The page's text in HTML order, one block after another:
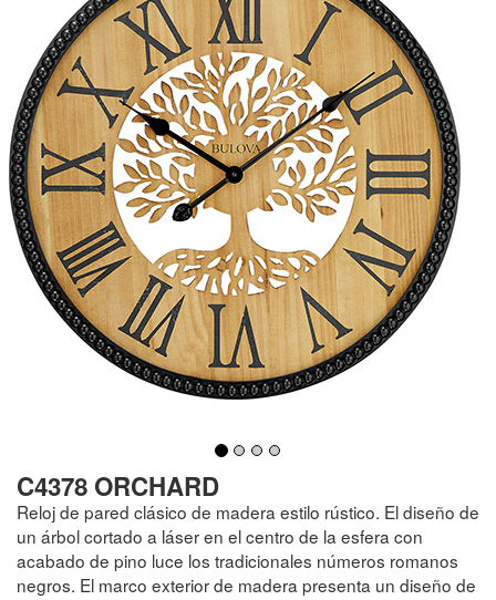
C4378 ORCHARD
Reloj de pared clásico de madera estilo rústico. El diseño de
un árbol cortado a láser en el centro de la esfera con
acabado de pino luce los tradicionales números romanos
negros. El marco exterior de madera presenta un diseño de